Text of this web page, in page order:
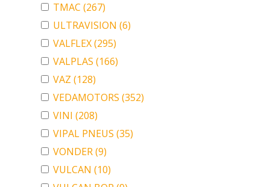
TMAC (267)
ULTRAVISION (6)
VALFLEX(295)
VALPLAS (166)
VAZ (128)
VEDAMOTORS (352)
VINI (208)
VIPAL PNEUS (35)
VONDER(9)
VULCAN (10)